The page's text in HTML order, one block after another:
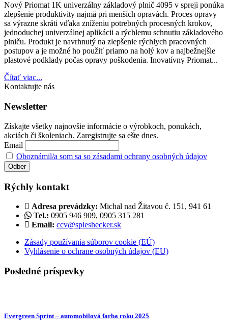
Nový Priomat 1K univerzálny základový plnič 4095 v spreji ponúka
zlepšenie produktivity najmä pri menších opravách. Proces opravy
sa výrazne skráti vďaka zníženiu potrebných procesných krokov,
jednoduchej univerzálnej aplikácii a rýchlemu schnutiu základového
plniču. Produkt je navrhnutý na zlepšenie rýchlych pracovných
postupov a je možné ho použiť priamo na holý kov a najbežnejšie
plastové podklady počas opravy poškodenia. Inovatívny Priomat...
Čítať viac...
Kontaktujte nás
Newsletter
Získajte všetky najnovšie informácie o výrobkoch, ponukách,
akciách či školeniach. Zaregistrujte sa ešte dnes.
Email
Oboznámil/a som sa so zásadami ochrany osobných údajov
Rýchly kontakt
Adresa prevádzky: Michal nad Žitavou č. 151, 941 61
Tel.: 0905 946 909, 0905 315 281
Email: ccv@spieshecker.sk
Zásady používania súborov cookie (EÚ)
Vyhlásenie o ochrane osobných údajov (EU)
Posledné príspevky
Evergreen Sprint – automobilová farba roku 2025